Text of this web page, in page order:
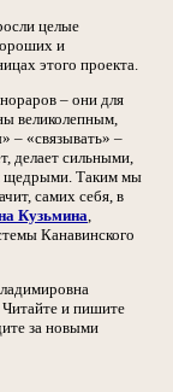
целые
и
этого проекта.
– они для
великолепным,
– «связывать» –
делает сильными,
щедрыми. Таким мы
самих себя, в
Кузьмина,
Канавинского
и пишите
за новыми